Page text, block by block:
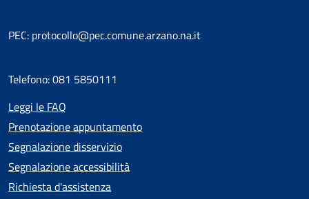
PEC: protocollo@pec.comune.arzano.na.it
Telefono: 081 5850111
Leggi le FAQ
Prenotazione appuntamento
Segnalazione disservizio
Segnalazione accessibilità
Richiesta d'assistenza